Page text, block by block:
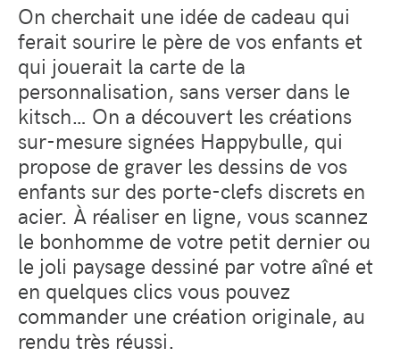
On cherchait une idée de cadeau qui
ferait sourire le père de vos enfants et
qui jouerait la carte de la
personnalisation, sans verser dans le
kitsch… On a découvert les créations
sur-mesure signées Happybulle, qui
propose de graver les dessins de vos
enfants sur des porte-clefs discrets en
acier. À réaliser en ligne, vous scannez
le bonhomme de votre petit dernier ou
le joli paysage dessiné par votre aîné et
en quelques clics vous pouvez
commander une création originale, au
rendu très réussi.